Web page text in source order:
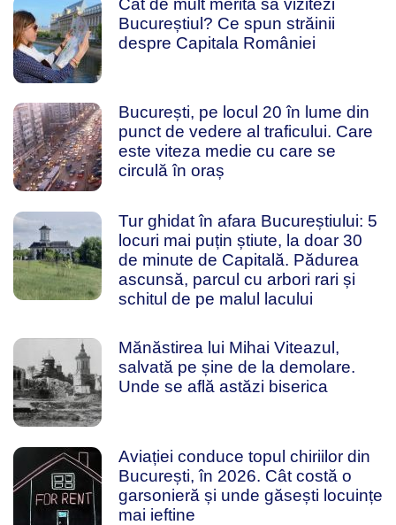
Bucureștiul? Ce spun străinii
despre Capitala României
București, pe locul 20 în lume din
punct de vedere al traficului. Care
este viteza medie cu care se
circulă în oraș
Tur ghidat în afara Bucureștiului: 5
locuri mai puțin știute, la doar 30
de minute de Capitală. Pădurea
ascunsă, parcul cu arbori rari și
schitul de pe malul lacului
Mănăstirea lui Mihai Viteazul,
salvată pe șine de la demolare.
Unde se află astăzi biserica
Aviației conduce topul chiriilor din
București, în 2026. Cât costă o
garsonieră și unde găsești locuințe
mai ieftine